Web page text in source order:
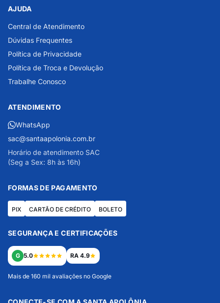
AJUDA
Central de Atendimento
Dúvidas Frequentes
Política de Privacidade
Política de Troca e Devolução
Trabalhe Conosco
ATENDIMENTO
WhatsApp
sac@santaapolonia.com.br
Horário de atendimento SAC
(Seg a Sex: 8h às 16h)
FORMAS DE PAGAMENTO
PIX CARTÃO DE CRÉDITO BOLETO
SEGURANÇA E CERTIFICAÇÕES
G 5.0 RA 4.9
Mais de 160 mil avaliações no Google